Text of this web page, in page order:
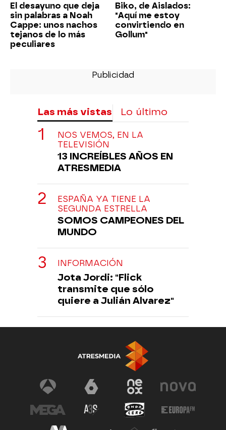
El desayuno que deja
sin palabras a Noah
Cappe: unos nachos
tejanos de lo más
peculiares
Biko, de Aislados:
"Aquí me estoy
convirtiendo en
Gollum"
Las más vistas Lo último
NOS VEMOS, EN LA
TELEVISIÓN
13 INCREÍBLES AÑOS EN
ATRESMEDIA
ESPAÑA YA TIENE LA
SEGUNDA ESTRELLA
SOMOS CAMPEONES DEL
MUNDO
INFORMACIÓN
Jota Jordi: "Flick
transmite que sólo
quiere a Julián Alvarez"